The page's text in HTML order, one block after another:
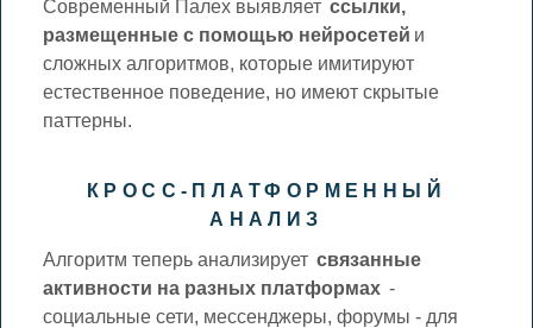
Современный Палех выявляет ссылки,
размещенные с помощью нейросетей и
сложных алгоритмов, которые имитируют
естественное поведение, но имеют скрытые
паттерны.
КРОСС-ПЛАТФОРМЕННЫЙ
АНАЛИЗ
Алгоритм теперь анализирует связанные
активности на разных платформах -
социальные сети, мессенджеры, форумы - для